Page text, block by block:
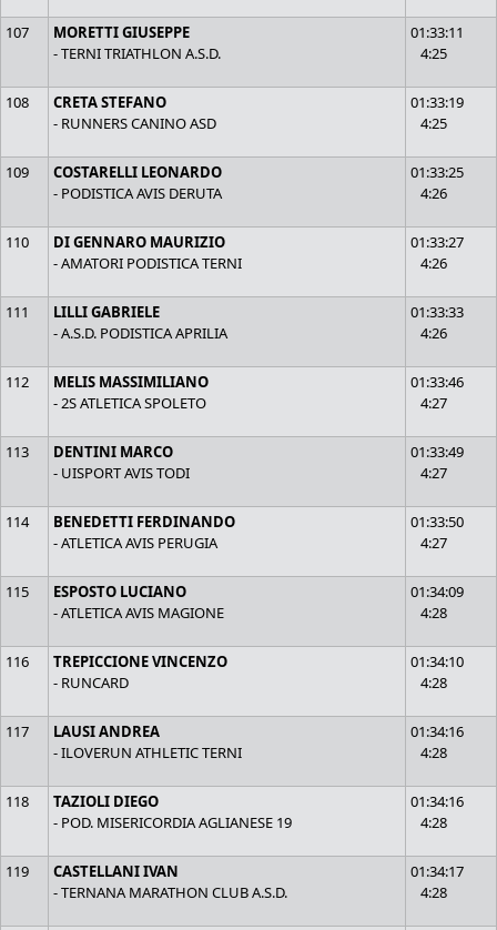
107
MORETTI GIUSEPPE
- TERNI TRIATHLON A.S.D.
01:33:11
4:25
108
CRETA STEFANO
- RUNNERS CANINO ASD
01:33:19
4:25
109
COSTARELLI LEONARDO
- PODISTICA AVIS DERUTA
01:33:25
4:26
110
DI GENNARO MAURIZIO
- AMATORI PODISTICA TERNI
01:33:27
4:26
111
LILLI GABRIELE
- A.S.D. PODISTICA APRILIA
01:33:33
4:26
112
MELIS MASSIMILIANO
- 2S ATLETICA SPOLETO
01:33:46
4:27
113
DENTINI MARCO
- UISPORT AVIS TODI
01:33:49
4:27
114
BENEDETTI FERDINANDO
- ATLETICA AVIS PERUGIA
01:33:50
4:27
115
ESPOSTO LUCIANO
- ATLETICA AVIS MAGIONE
01:34:09
4:28
116
TREPICCIONE VINCENZO
- RUNCARD
01:34:10
4:28
117
LAUSI ANDREA
- ILOVERUN ATHLETIC TERNI
01:34:16
4:28
118
TAZIOLI DIEGO
- POD. MISERICORDIA AGLIANESE 19
01:34:16
4:28
119
CASTELLANI IVAN
- TERNANA MARATHON CLUB A.S.D.
01:34:17
4:28